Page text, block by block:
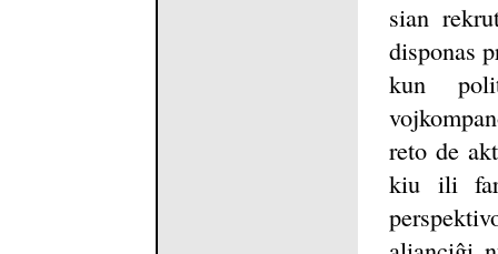
sian
disponas
kun
reto de
kiu ili